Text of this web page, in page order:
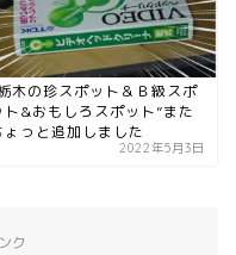
木の珍スポット＆Ｂ級スポ
ト&おもしろスポット”また
ょっと追加しました
2022年5月3日
ク